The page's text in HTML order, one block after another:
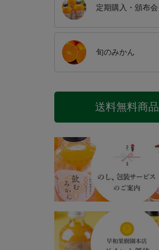
定期購入 ・頒布会
旬のみかん
送料無料商品